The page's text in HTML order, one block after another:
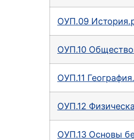
OУП.09
OУП.10
OУП.11
OУП.12
OУП.13 Основы